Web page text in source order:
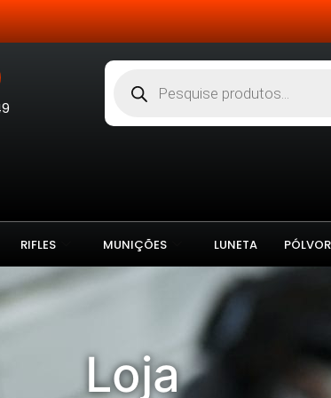
Site Blindado
RIFLES MUNIÇÕES LUNETA
Loja